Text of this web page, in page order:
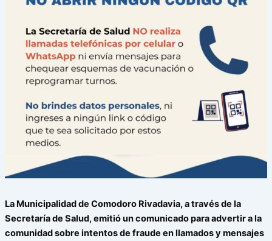
La Municipalidad de Comodoro Rivadavia, a través de la
Secretaría de Salud, emitió un comunicado para advertir a la
comunidad sobre intentos de fraude en llamados y mensajes